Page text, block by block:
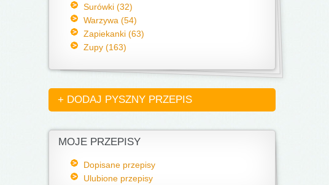
Surówki (32)
Warzywa (54)
Zapiekanki (63)
Zupy (163)
+ DODAJ PYSZNY PRZEPIS
MOJE PRZEPISY
Dopisane przepisy
Ulubione przepisy